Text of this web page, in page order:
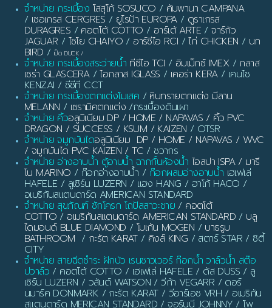
จำหน่าย กระเบื้อง โสสุโก้ SOSUCO / คัมพานา CAMPANA
/ เซอเกรส CERGRES / ยูโรป้า EUROPA/ ดูราเกรส
DURAGRES / คอตโต้ COTTO / อาร์เต้ ARTE /จาร์กัว
JAGUAR / ไชโย CHAIYO / อาร์ซีไอ RCI /ไก่ CHICKEN / นก
BIRD / เป็ด DUCK /
จำหน่าย กระเบื้องสระว่ายน้ำ ทีซีไอ TCI / อิมเม็กซ์ IMEX/ กลาส
เซร่า GLASCERA/ไอกลาส IGLASS / เคอร่า KERA/ เคนไซ
KENZAI / ซีซีที CCT
จำหน่าย กระเบื้องตกแต่งโมเสค / หินทรายตกแต่ง มีลาน
MELANN / เซรามิคตกแต่ง /กระเบื้องดินเผา
จำหน่าย คิ้วอลูมิเนียม DP / HOME / NAPAVAS / คิ้ว PVC
DRAGON / SUCCESS / KSUM / KAIZEN / OTSR
จำหน่าย จมูกบันไดอลูมิเนียม DP / HOME / NAPAVAS / WVC
/ จมูกบันได PVC KAIZEN / TC / ชวากร
จำหน่าย อ่างอาบน้ำ ตู้อาบน้ำ ฉากกั้นห้องน้ำ ไอสปา ISPA / มารี
โน MARINO / ก๊อกอ่างอาบน้ำ / ก๊อกผสมอ่างอาบน้ำ เฮเฟเล่
HAFELE / ลูเซิร์น LUZERN / แฮง HANG / ฮาโก้ HACO /
อเมริกันสแตนดาร์ด AMERICAN STANDARD
จำหน่าย สุขภัณฑ์ ชักโครก โถปัสสาวะชาย / คอตโต้
COTTO / อเมริกันสแตนดาร์ด AMERICAN STANDARD / บลู
ไดมอนด์ BLUE DIAMOND / โมเก้น MOGEN / บาธรูม
BATHROOM / กะรัต KARAT/ คิงส์ KING / สตาร์ STAR / ซิตี้
CITY
จำหน่าย สายฉีดชำระ ฝักบัว เรนชาวเวอร์ ก๊อกน้ำ วาล์วน้ำ สต๊อ
ปวาล์ว / คอตโต้ COTTO / เฮเฟเล่ HAFELE / ดัส DUSS / ลู
เซิร์น LUZERN / วสันต์ WATSON / วีก้า VEGARR / ดอร์
นมาร์ค DONMARK / กะรัต KARAT / วีอาร์เอช VRH / อเมริกัน
สแตนดาร์ด MERICAN STANDARD / จอร์นนี JOHNNY / โพ